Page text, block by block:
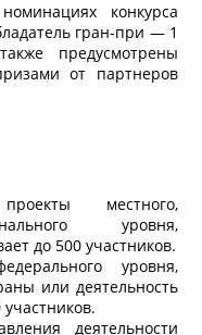
конкурса
гран-при — 1
предусмотрены
от партнеров
местного,
уровня,
до 500 участников.
уровня,
или деятельность
деятельности